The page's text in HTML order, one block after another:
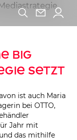
Big
setzt
ist auch Maria
bei OTTO,
Jahr mit
das mithilfe